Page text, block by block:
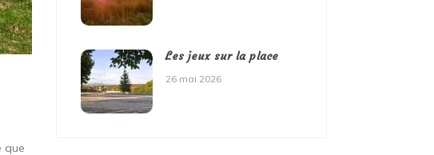
que
Les jeux sur la place
26 mai 2026